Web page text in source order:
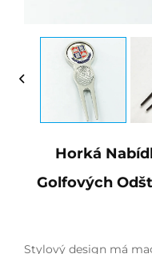
Horká
Golfových
Stylový design má